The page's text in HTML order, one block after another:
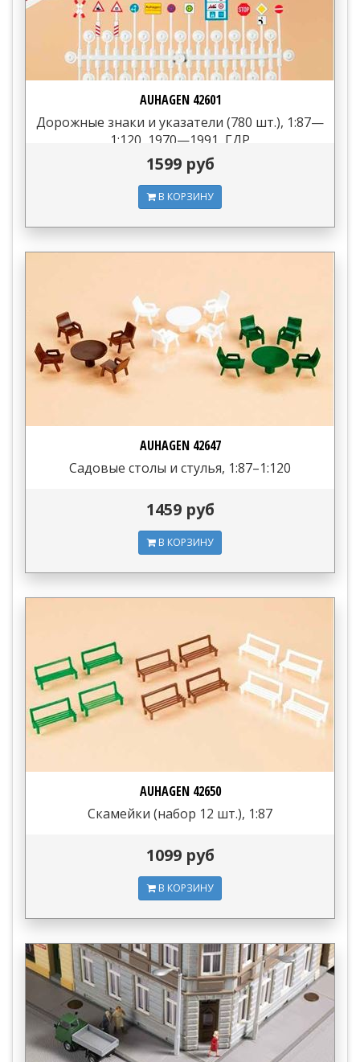
AUHAGEN 42601
Дорожные знаки и указатели (780 шт.), 1:87—
1:120, 1970—1991, ГДР
1599 руб
В КОРЗИНУ
AUHAGEN 42647
Садовые столы и стулья, 1:87–1:120
1459 руб
В КОРЗИНУ
AUHAGEN 42650
Скамейки (набор 12 шт.), 1:87
1099 руб
В КОРЗИНУ